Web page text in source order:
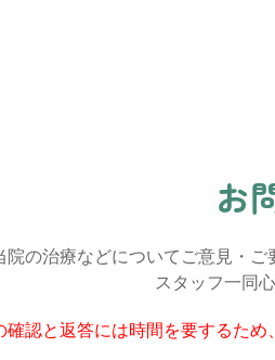
お
院の治療などについてご意見・
スタッフ一同
確認と返答には時間を要するた